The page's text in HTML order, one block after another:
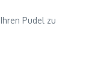
Pudel zu